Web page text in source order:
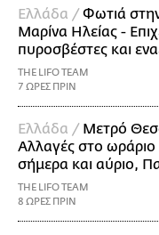
Ελλάδα /Φωτιά
Μαρίνα Ηλείας -
πυροσβέστες και
THE LIFO TEAM
7 ΩΡΕΣ ΠΡΙΝ
Ελλάδα / Μετρό
Αλλαγές στο ωράριο
σήμερα και αύριο,
THE LIFO TEAM
8 ΩΡΕΣ ΠΡΙΝ